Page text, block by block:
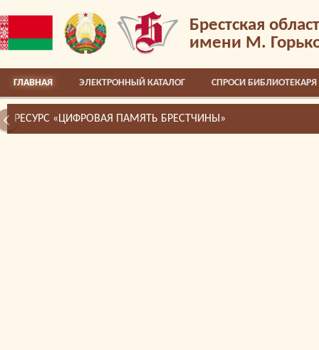
Брестская
имени М.
ГЛАВНАЯ ЭЛЕКТРОННЫЙ КАТАЛОГ СПРОСИ БИБЛИОТЕКАРЯ
РЕСУРС «ЦИФРОВАЯ ПАМЯТЬ БРЕСТЧИНЫ»